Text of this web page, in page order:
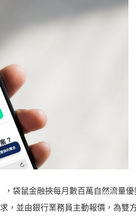
袋鼠金融挾每月數百萬自然流量優
，並由銀行業務員主動報價，為雙